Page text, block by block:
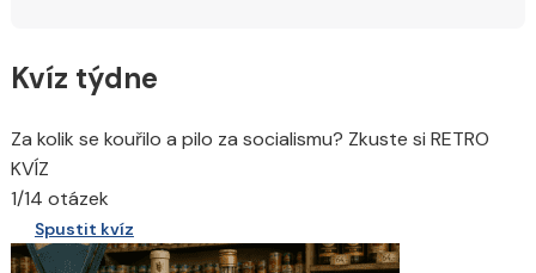
Kvíz týdne
Za kolik se kouřilo a pilo za socialismu? Zkuste si RETRO
KVÍZ
1/14 otázek
Spustit kvíz